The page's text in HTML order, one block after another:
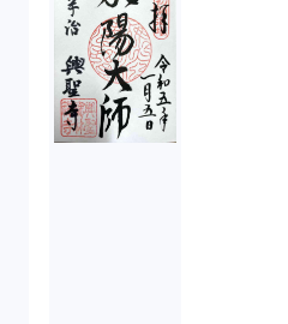
会社設立（4）
新株発行（2）